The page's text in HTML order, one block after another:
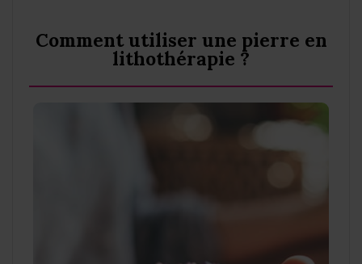
Comment utiliser une pierre en
lithothérapie ?